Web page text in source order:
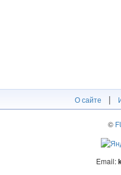
О сайте |
©
Email: